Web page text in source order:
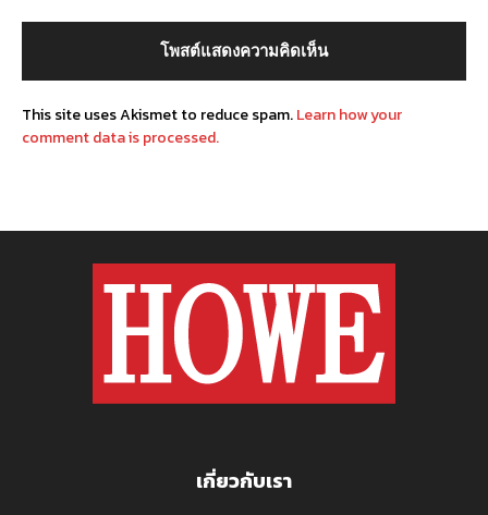
This site uses Akismet to reduce spam.Learn how your
comment data is processed.
เกี่ยวกับเรา